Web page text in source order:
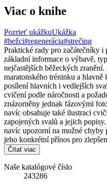
Viac o knihe
Pozrieť ukážkuUkážka
#bežci#regenerácia#strečing
Praktické rady pro začátečníky i
základní informace o výbavě,
nejčastějších běžeckých
maratonského tréninku a
posílení hlavních i vedlejších
cvičení podle náročnosti a
znázorněny jednak fázovými
navíc obsahuje také ilustraci
zapojených svalů a jejich
navíc upozorní na možné
jeho konkrétní přínos pro
Čítať viac
Naše katalógové číslo
243286